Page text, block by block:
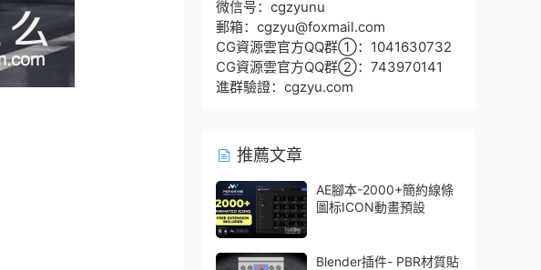
微信号：cgzyunu
郵箱：cgzyu@foxmail.com
CG資源雲官方QQ群①：1041630732
CG資源雲官方QQ群②：743970141
進群驗證：cgzyu.com
推薦文章
AE腳本-2000+簡約線條
圖标ICON動畫預設
Blender插件- PBR材質貼